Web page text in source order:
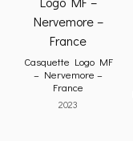
Casquette Logo MF
– Nervemore –
France
2023